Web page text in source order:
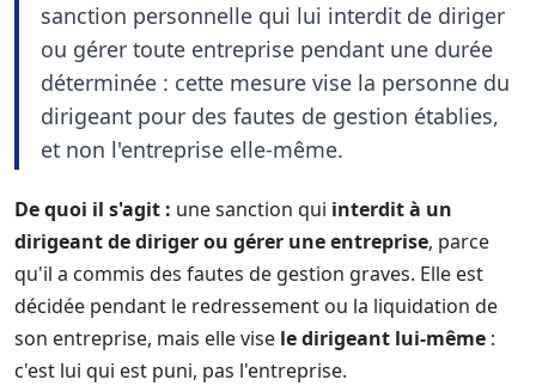
sanction personnelle qui lui interdit de diriger
ou gérer toute entreprise pendant une durée
déterminée : cette mesure vise la personne du
dirigeant pour des fautes de gestion établies,
et non l'entreprise elle-même.
De quoi il s'agit : une sanction qui interdit à un
dirigeant de diriger ou gérer une entreprise, parce
qu'il a commis des fautes de gestion graves. Elle est
décidée pendant le redressement ou la liquidation de
son entreprise, mais elle vise le dirigeant lui-même :
c'est lui qui est puni, pas l'entreprise.